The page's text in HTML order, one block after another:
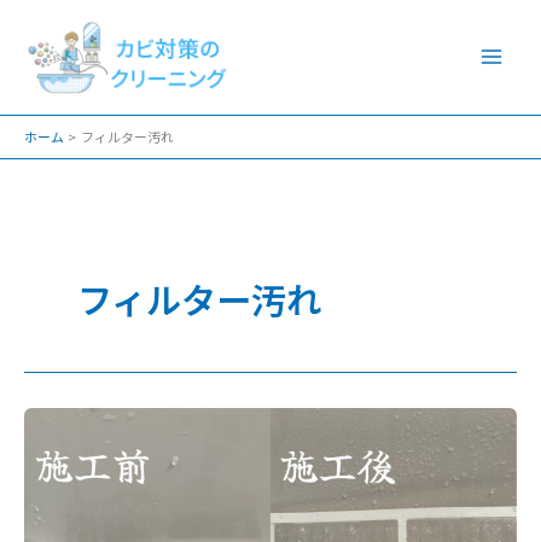
ホーム フィルター汚れ
フィルター汚れ